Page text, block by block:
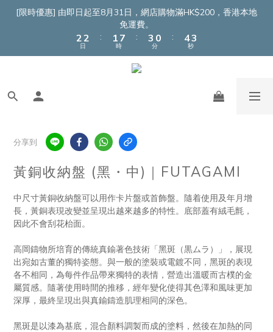
[限時優惠] 由即日起至8月31日，網店購物滿HK$200，香港本地
免運費。
4
2
1
4
2
1
日
:
3
1
0
9
8
7
6
0
時
:
5
4
3
2
2
0
分
:
6
4
3
5
3
2
秒
分享到
黃銅收納盤 (黑・中)｜FUTAGAMI
中尺寸黃銅收納盤可以用作卡片盤或首飾盤。隨着使用及年月增
長，黃銅表現改變並呈現出越來越多的特性。底部蓋有絨毛氈，
因此不會刮花枱面。
高岡鑄物所培育的傳統真鍮著色技術「黑斑（黒ムラ）」，展現
出宛如古董的獨特姿態。與一般的塗裝或電鍍不同，黑斑的表現
各不相同，為每件作品帶來獨特的表情，營造出溫暖而古樸的金
屬質感。隨著使用時間的推移，經年變化使得其色澤和風味更加
深厚，最終呈現出與真鍮鑄造肌理相同的深色。
黑斑是以漆為基底，混合顏料調製而成的塗料，然後在加熱的同